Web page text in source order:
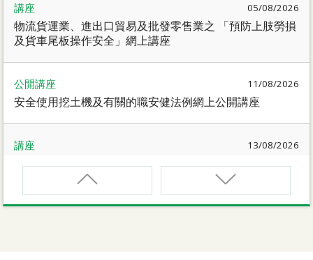
密閉空間作業合資格人士安全訓練課程
電動車維修安全課程
講座 05/08/2026
物流貨運業、進出口貿易及批發零售業之 「預防上肢勞損
及貨車尾板操作安全」網上講座
公開講座 11/08/2026
安全使用挖土機及有關的職安健法例網上公開講座
講座 13/08/2026
職業健康大奬2026-27網上簡介會暨講座
講座 17/08/2026